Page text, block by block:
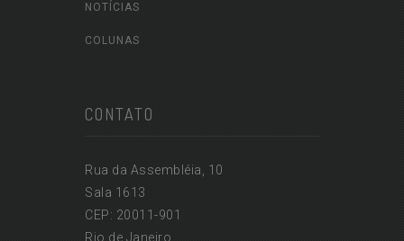
NOTÍCIAS
COLUNAS
CONTATO
Rua da Assembléia, 10
Sala 1613
CEP: 20011-901
Rio de Janeiro